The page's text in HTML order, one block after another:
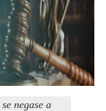
negase a